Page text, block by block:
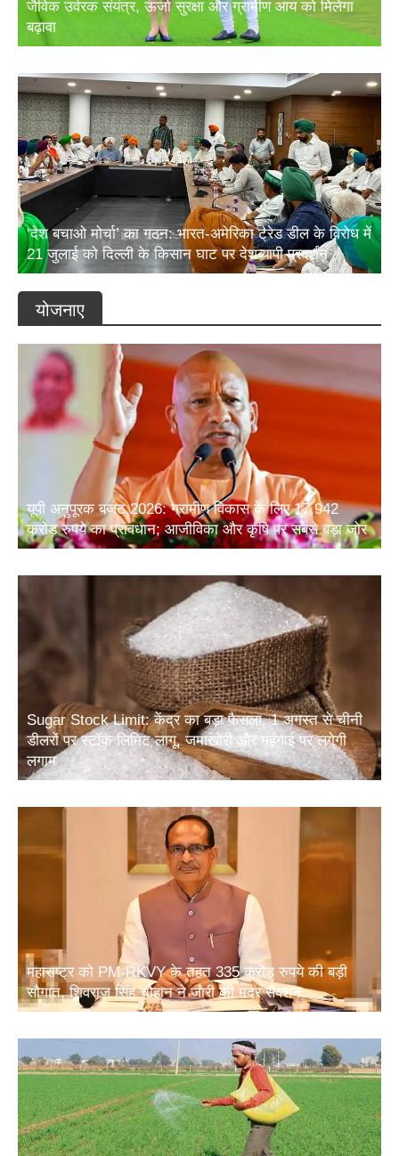
जैविक उर्वरक संयंत्र, ऊर्जा सुरक्षा और ग्रामीण आय को मिलेगा
बढ़ावा
‘देश बचाओ मोर्चा’ का गठन: भारत-अमेरिका ट्रेड डील के विरोध में
21 जुलाई को दिल्ली के किसान घाट पर देशव्यापी प्रदर्शन
योजनाए
यूपी अनुपूरक बजट 2026: ग्रामीण विकास के लिए 17,942
करोड़ रुपये का प्रावधान; आजीविका और कृषि पर सबसे बड़ा जोर
Sugar Stock Limit: केंद्र का बड़ा फैसला, 1 अगस्त से चीनी
डीलरों पर स्टॉक लिमिट लागू, जमाखोरी और महंगाई पर लगेगी
लगाम
महाराष्ट्र को PM-RKVY के तहत 335 करोड़ रुपये की बड़ी
सौगात, शिवराज सिंह चौहान ने जारी की मदर सैंक्शन